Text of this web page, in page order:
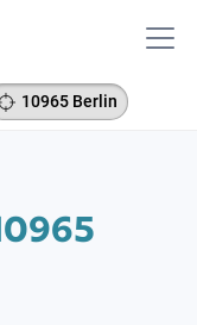
10965 Berlin